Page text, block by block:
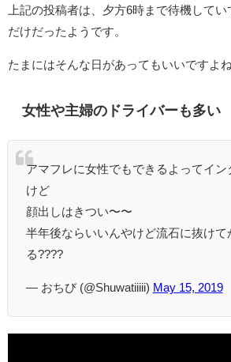
上記の投稿者は、夕方6時まで待機して
だけだったようです。
たまにはそんな日があってもいいですよね
女性や主婦のドライバーも多い
アマフレに女性でもできるよってイン
けど
顔出しはきつい〜〜
半年後ならいいんやけど流石に抜けて
る????
— おちび (@Shuwatiiiii) May 15, 2019